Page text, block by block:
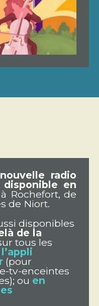
radio
disponible en
Rochefort, de
de Niort.
disponibles
de la
tous les
(pour
tv-enceintes
ou en